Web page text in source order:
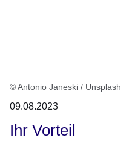
© Antonio Janeski / Unsplash
09.08.2023
Ihr Vorteil